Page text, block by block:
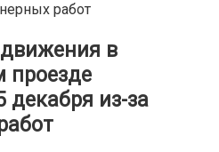
работ
в
проезде
декабря из-за